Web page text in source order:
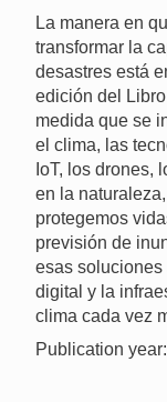
La manera en
transformar la
desastres está
edición del
medida que se
el clima, las
IoT, los drones,
en la
protegemos
previsión de
esas
digital y la
clima cada vez
Publication